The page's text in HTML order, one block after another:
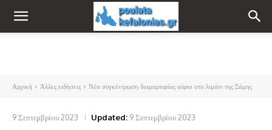
Αρχική Άλλες ειδήσεις Νέα συγκέντρωση διαμαρτυρίας αύριο στο λιμάνι της Σάμης
9 Σεπτεμβρίου 2023 Updated: 9 Σεπτεμβρίου 2023